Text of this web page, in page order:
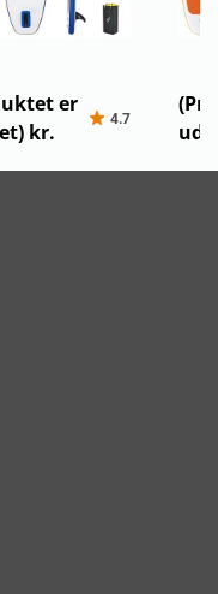
paddleboard 10″
er
kr.
4.7